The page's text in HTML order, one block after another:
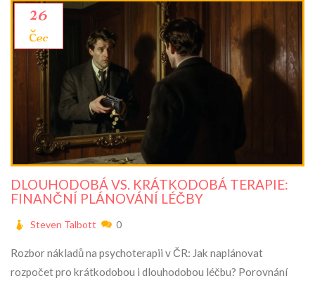
26
čec
DLOUHODOBÁ VS. KRÁTKODOBÁ TERAPIE:
FINANČNÍ PLÁNOVÁNÍ LÉČBY
Steven Talbott 0
Rozbor nákladů na psychoterapii v ČR: Jak naplánovat
rozpočet pro krátkodobou i dlouhodobou léčbu? Porovnání